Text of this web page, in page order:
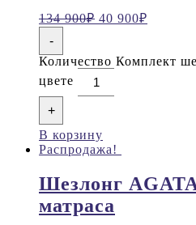
134 900₽ 40 900₽
-
Количество Комплект
цвете
+
В корзину
Распродажа!
Шезлонг
матраса